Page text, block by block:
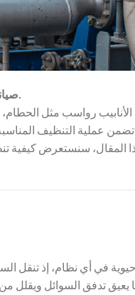
صيانة الأنابيب الصناعية ضرورية لضمان الكفاءة التشغيلية وطول العمر الافتراضي لها.
رواسب مثل الحطام،
عملية التنظيف
في أي نظام، إذ تنقل
تدفق السوائل ويقلل